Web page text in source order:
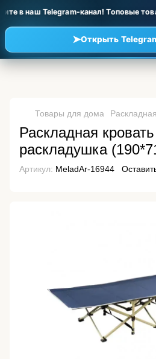
в наш Telegram-канал! Топовые
➤Открыть
Товары для дома
Раскладная
раскладушка
Артикул: MeladAr-16944